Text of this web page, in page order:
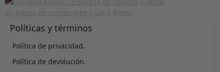
Políticas y términos
Política de privacidad.
Política de devolución.